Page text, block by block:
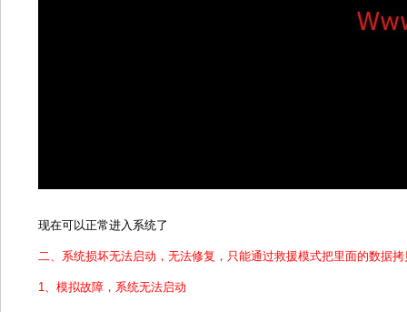
现在可以正常进入系统了
二、系统损坏无法启动，无法修复，只能通过救援模式把里面的数据拷
1、模拟故障，系统无法启动